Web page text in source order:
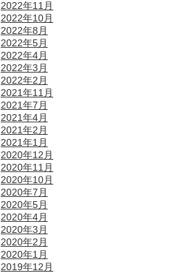
2022年11月
2022年10月
2022年8月
2022年5月
2022年4月
2022年3月
2022年2月
2021年11月
2021年7月
2021年4月
2021年2月
2021年1月
2020年12月
2020年11月
2020年10月
2020年7月
2020年5月
2020年4月
2020年3月
2020年2月
2020年1月
2019年12月